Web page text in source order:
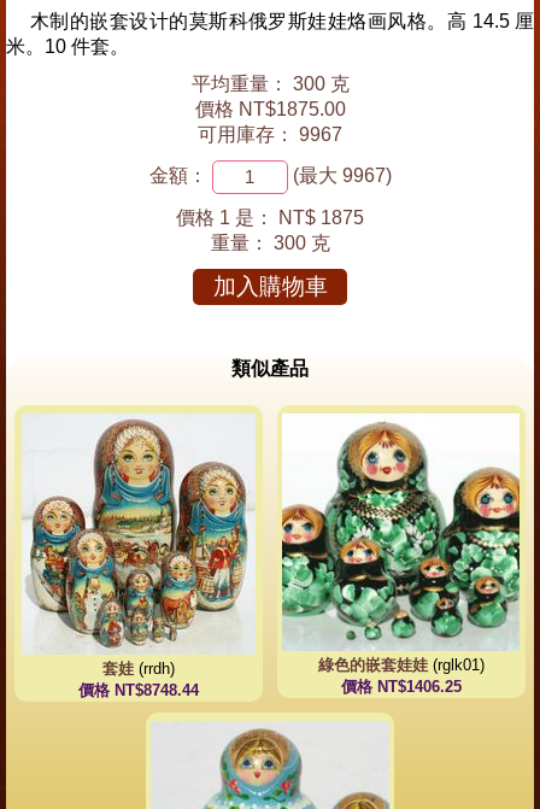
木制的嵌套设计的莫斯科俄罗斯娃娃烙画风格。高 14.5 厘
米。10 件套。
平均重量： 300 克
價格 NT$1875.00
可用庫存： 9967
金額： (最大 9967)
價格 1 是：
NT$ 1875
重量： 300 克
加入購物車
類似產品
套娃 (rrdh)
價格 NT$8748.44
綠色的嵌套娃娃(rglk01)
價格 NT$1406.25